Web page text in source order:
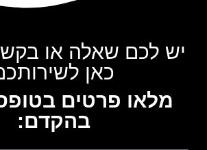
יש לכם שאלה או
כאן
מלאו פרטים
בהקדם: